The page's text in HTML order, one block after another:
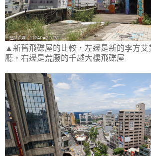
▲新舊飛碟屋的比較，左邊是新的李方艾
廳，右邊是荒廢的千越大樓飛碟屋